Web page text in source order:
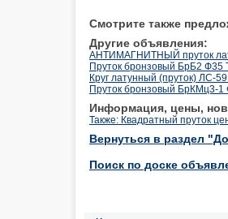
Смотрите также
Другие объявления:
АНТИМАГНИТНЫЙ пруток
Пруток бронзовый БрБ2
Круг латунный (пруток) ЛС-
Пруток бронзовый
Информация, цены,
Также: Квадратный пруток
Вернуться в раздел
Поиск по доске